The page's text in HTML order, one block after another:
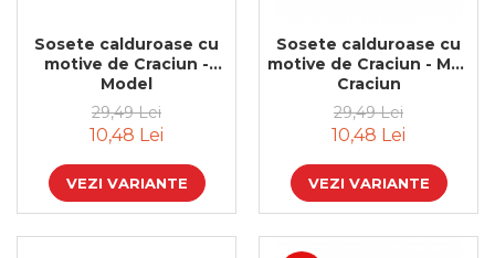
Sosete calduroase cu
motive de Craciun -
Model
29,49 Lei
10,48 Lei
VEZI VARIANTE
Sosete calduroase cu
motive de Craciun - Mos
Craciun
29,49 Lei
10,48 Lei
VEZI VARIANTE